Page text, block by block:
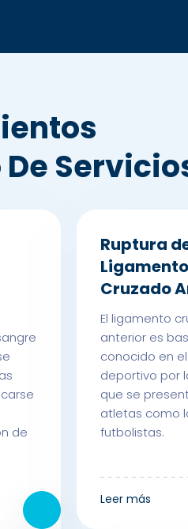
de
Ruptura
Ligamento
Cruzado
El ligamento
anterior es
conocido en
deportivo por
que se
atletas como
futbolistas.
Leer más